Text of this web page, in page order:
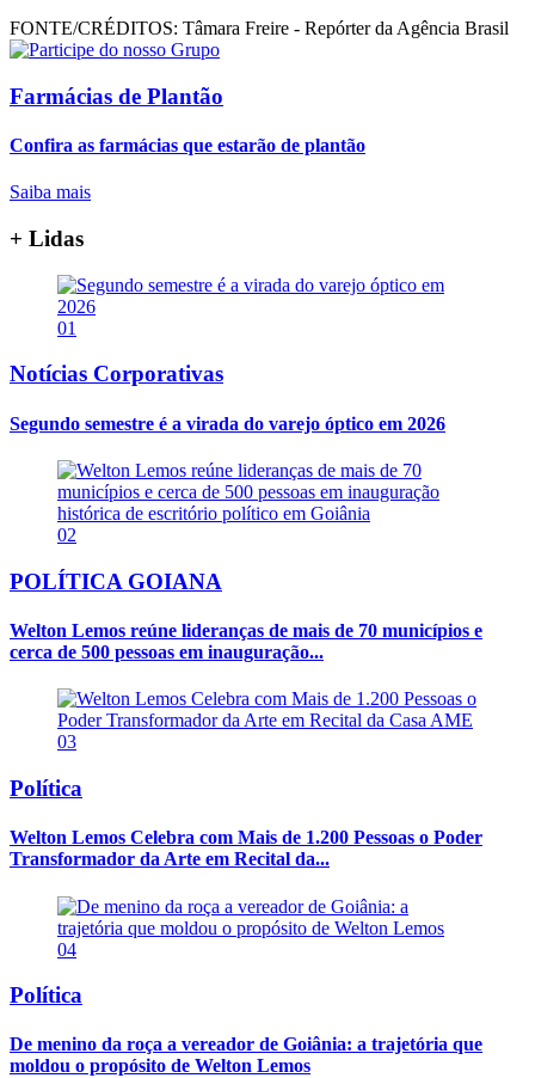
FONTE/CRÉDITOS: Tâmara Freire - Repórter da Agência Brasil
Farmácias de Plantão
Confira as farmácias que estarão de plantão
Saiba mais
+ Lidas
01
Notícias Corporativas
Segundo semestre é a virada do varejo óptico em 2026
02
POLÍTICA GOIANA
Welton Lemos reúne lideranças de mais de 70 municípios e
cerca de 500 pessoas em inauguração...
03
Política
Welton Lemos Celebra com Mais de 1.200 Pessoas o Poder
Transformador da Arte em Recital da...
04
Política
De menino da roça a vereador de Goiânia: a trajetória que
moldou o propósito de Welton Lemos